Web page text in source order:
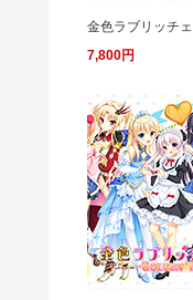
金色ラブリッチ
7,800円